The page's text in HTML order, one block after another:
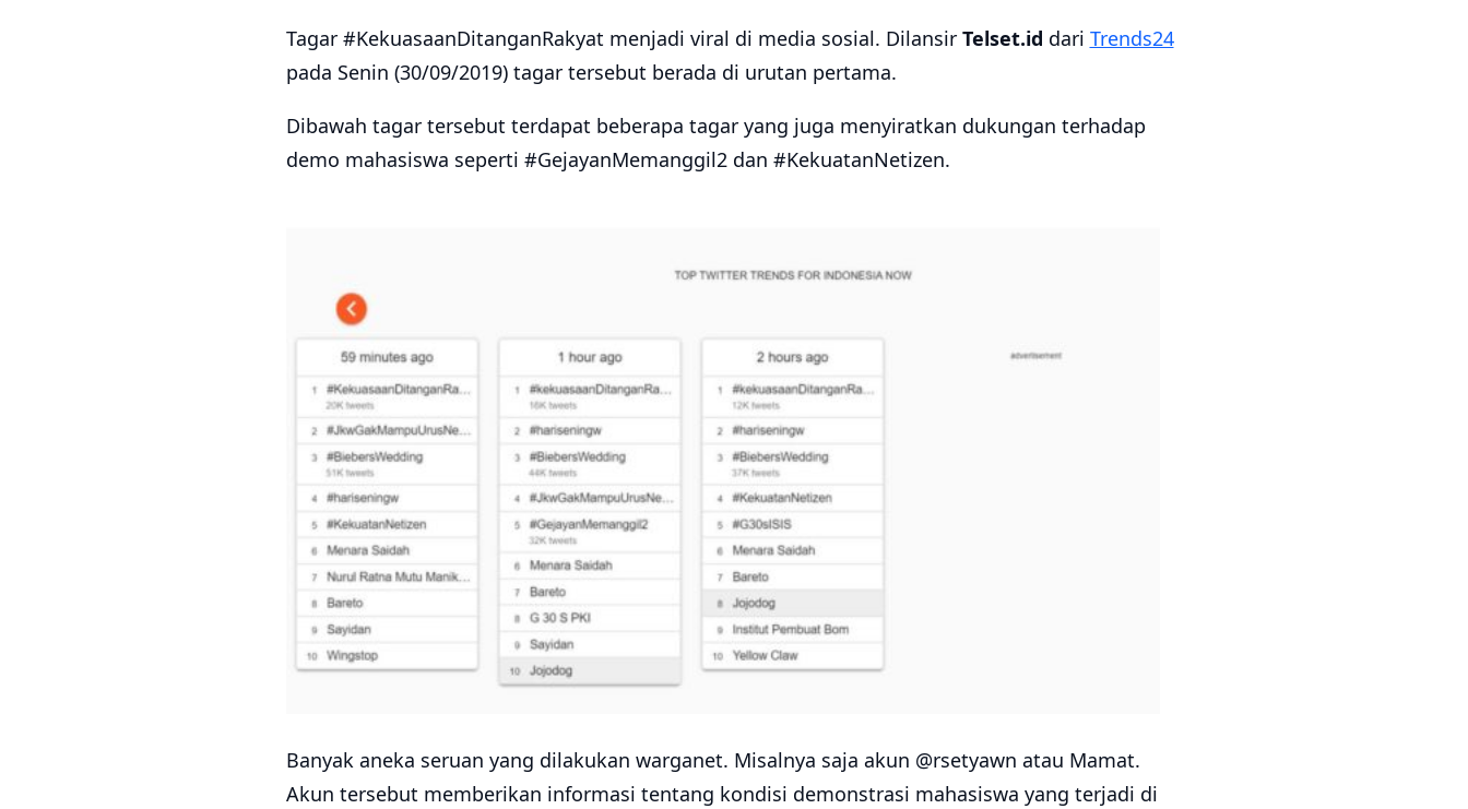
Tagar #KekuasaanDitanganRakyat menjadi viral di media sosial. Dilansir Telset.id dari Trends24
pada Senin (30/09/2019) tagar tersebut berada di urutan pertama.
Dibawah tagar tersebut terdapat beberapa tagar yang juga menyiratkan dukungan terhadap
demo mahasiswa seperti #GejayanMemanggil2 dan #KekuatanNetizen.
Banyak aneka seruan yang dilakukan warganet. Misalnya saja akun @rsetyawn atau Mamat.
Akun tersebut memberikan informasi tentang kondisi demonstrasi mahasiswa yang terjadi di